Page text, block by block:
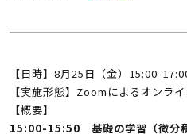
【日時】8月25日（金）15:00-
【実施形態】Zoomによるオンライ
【概要】
15:00-15:50 基礎の学習（微分積